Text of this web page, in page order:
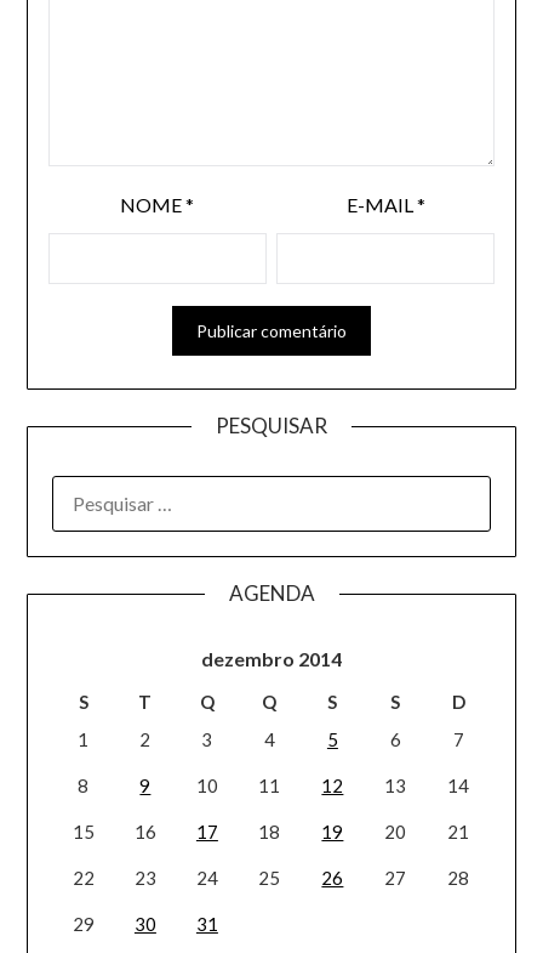
NOME* E-MAIL*
PESQUISAR
AGENDA
dezembro 2014
S T Q Q S S
D
1
2 3 4 5 6 7
8 9 10 11 12 13 14
15 16 17 18 19 20 21
22 23 24 25 26 27 28
29 30
31